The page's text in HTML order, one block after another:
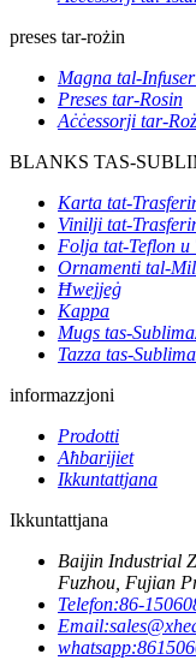
preses tar-rożin
Magna tal-
Preses tar-Rosin
Aċċessorji tar-
BLANKS TAS-
Karta tat-
Vinilji tat-
Folja tat-Teflon u
Ornamenti tal-
Ħwejjeġ
Kappa
Mugs tas-
Tazza tas-
informazzjoni
Prodotti
Aħbarijiet
Ikkuntattjana
Ikkuntattjana
Baijin Industrial
Fuzhou, Fujian
Telefon:86-
Email:
whatsapp: